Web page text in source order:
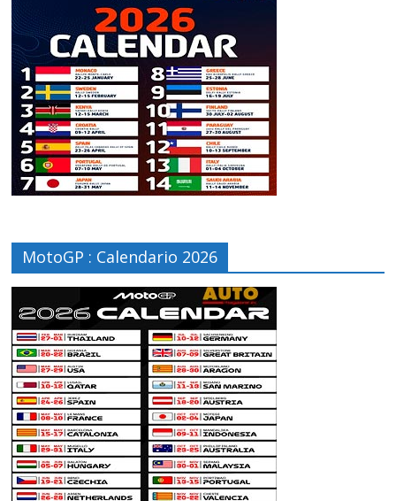
MotoGP : Calendario 2026